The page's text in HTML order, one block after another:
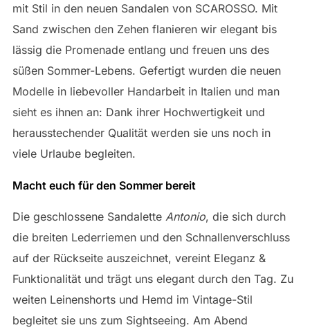
mit Stil in den neuen Sandalen von SCAROSSO. Mit
Sand zwischen den Zehen flanieren wir elegant bis
lässig die Promenade entlang und freuen uns des
süßen Sommer-Lebens. Gefertigt wurden die neuen
Modelle in liebevoller Handarbeit in Italien und man
sieht es ihnen an: Dank ihrer Hochwertigkeit und
herausstechender Qualität werden sie uns noch in
viele Urlaube begleiten.
Macht euch für den Sommer bereit
Die geschlossene Sandalette Antonio, die sich durch
die breiten Lederriemen und den Schnallenverschluss
auf der Rückseite auszeichnet, vereint Eleganz &
Funktionalität und trägt uns elegant durch den Tag. Zu
weiten Leinenshorts und Hemd im Vintage-Stil
begleitet sie uns zum Sightseeing. Am Abend